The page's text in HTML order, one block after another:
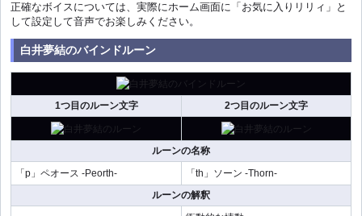
正確なボイスについては、実際にホーム画面に「お気に入りリリィ」と
して設定して音声でお楽しみください。
白井夢結のバインドルーン
1つ目のルーン文字 2つ目のルーン文字
ルーンの名称
「p」ペオース -Peorth-
「th」ソーン -Thorn-
ルーンの解釈